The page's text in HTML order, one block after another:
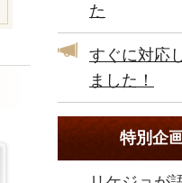
た
すぐに対応
ました！
特別企